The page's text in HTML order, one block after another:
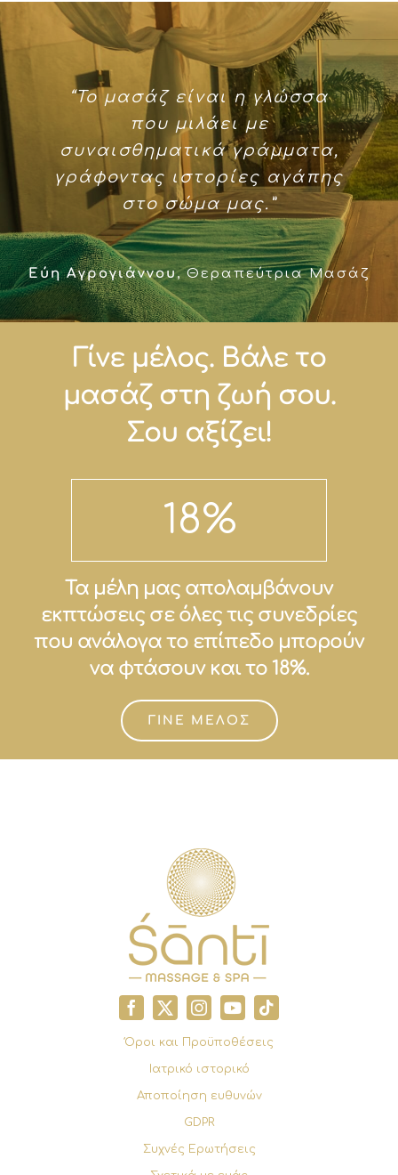
“Το μασάζ είναι η γλώσσα
που μιλάει με
συναισθηματικά γράμματα,
γράφοντας ιστορίες αγάπης
στο σώμα μας.”
Εύη Αγρογιάννου,Θεραπεύτρια Μασάζ
Γίνε μέλος. Βάλε το
μασάζ στη ζωή σου.
Σου αξίζει!
18%
Τα μέλη μας απολαμβάνουν
εκπτώσεις σε όλες τις συνεδρίες
που ανάλογα το επίπεδο μπορούν
να φτάσουν και το 18%.
ΓΙΝΕ ΜΕΛΟΣ
Όροι και Προϋποθέσεις
Ιατρικό ιστορικό
Αποποίηση ευθυνών
GDPR
Συχνές Ερωτήσεις